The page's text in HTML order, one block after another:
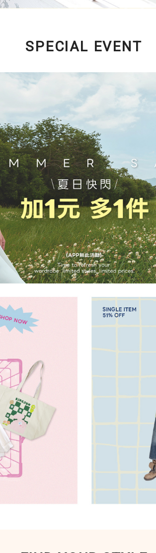
SPECIAL EVENT